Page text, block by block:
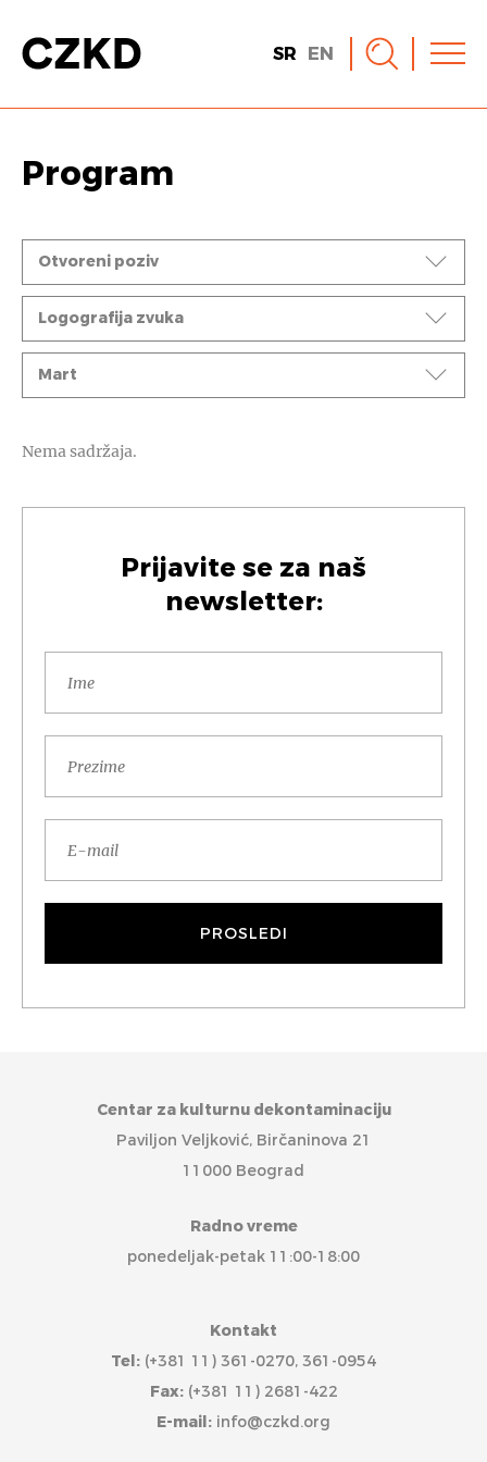
SR EN
Program
Događaji
Otvoreni poziv
Ciklusi
Logografija zvuka
Mesec
Mart
Nema sadržaja.
Prijavite se za naš
newsletter:
Centar za kulturnu dekontaminaciju
Paviljon Veljković, Birčaninova 21
11000 Beograd
Radno vreme
ponedeljak-petak 11:00-18:00
Kontakt
Tel: (+381 11) 361-0270, 361-0954
Fax:(+381 11) 2681-422
E-mail: info@czkd.org